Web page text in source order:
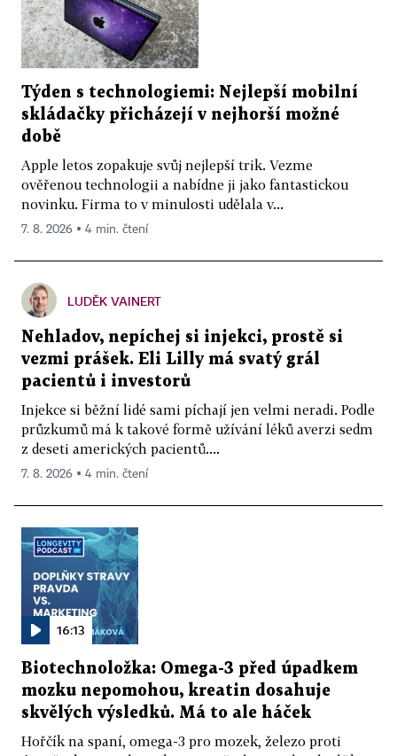
Týden s technologiemi: Nejlepší mobilní
skládačky přicházejí v nejhorší možné
době
Apple letos zopakuje svůj nejlepší trik. Vezme
ověřenou technologii a nabídne ji jako fantastickou
novinku. Firma to v minulosti udělala v...
7. 8. 2026 ▪ 4 min. čtení
LUDĚK VAINERT
Nehladov, nepíchej si injekci, prostě si
vezmi prášek. Eli Lilly má svatý grál
pacientů i investorů
Injekce si běžní lidé sami píchají jen velmi neradi. Podle
průzkumů má k takové formě užívání léků averzi sedm
z deseti amerických pacientů....
7. 8. 2026 ▪ 4 min. čtení
16:13
Biotechnoložka: Omega-3 před úpadkem
mozku nepomohou, kreatin dosahuje
skvělých výsledků. Má to ale háček
Hořčík na spaní, omega-3 pro mozek, železo proti